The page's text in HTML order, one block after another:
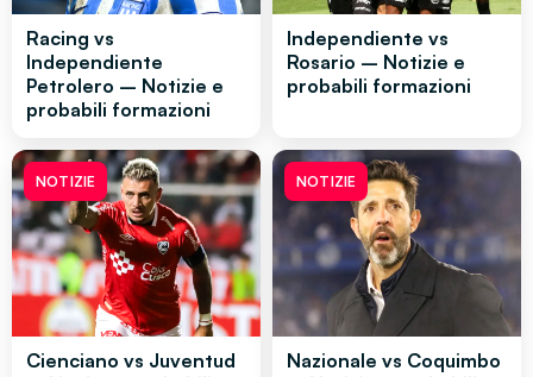
Racing vs
Independiente
Petrolero – Notizie e
probabili formazioni
Independiente vs
Rosario – Notizie e
probabili formazioni
NOTIZIE
Cienciano vs Juventud
NOTIZIE
Nazionale vs Coquimbo